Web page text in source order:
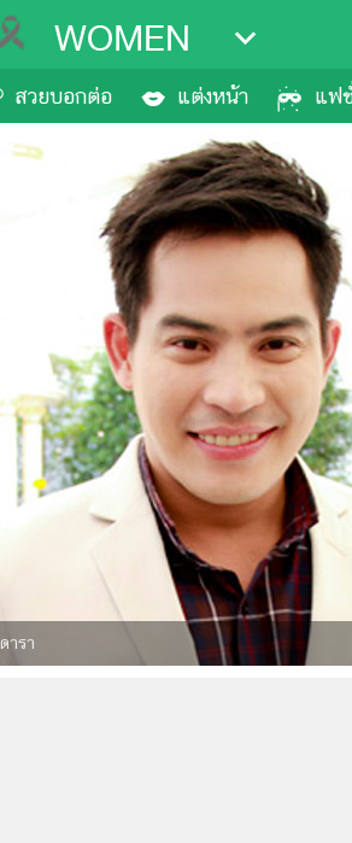
WOMEN
สวยบอกต่อ แต่งหน้า แฟ
ดารา